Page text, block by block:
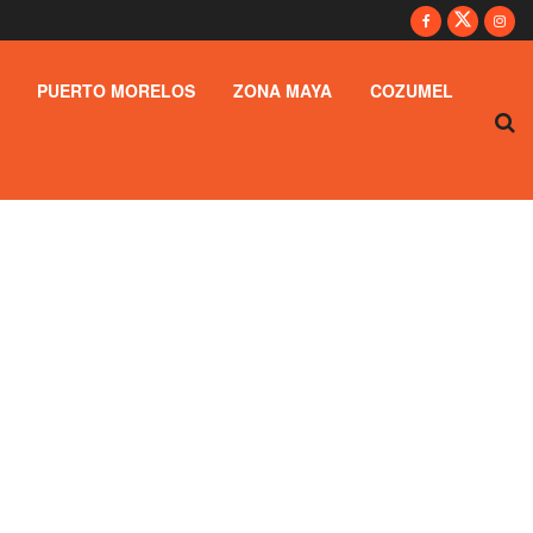
PUERTO MORELOS ZONA MAYA COZUMEL